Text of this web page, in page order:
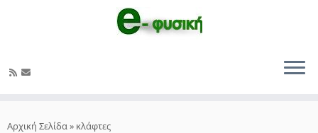
στο
Αρχική Σελίδα» κλάφτες